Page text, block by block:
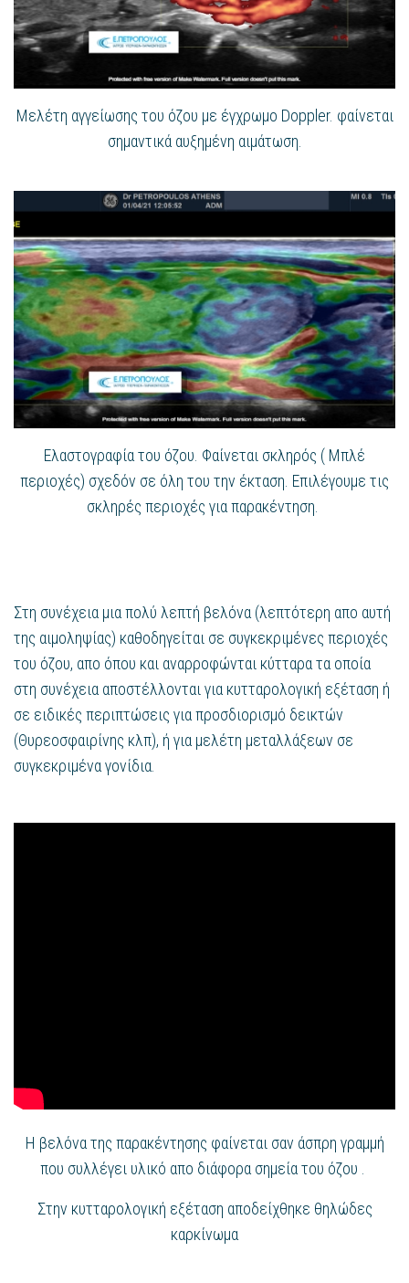
Μελέτη αγγείωσης του όζου με έγχρωμο Doppler. φαίνεται
σημαντικά αυξημένη αιμάτωση.
Ελαστογραφία του όζου. Φαίνεται σκληρός ( Μπλέ
περιοχές) σχεδόν σε όλη του την έκταση. Επιλέγουμε τις
σκληρές περιοχές για παρακέντηση.
Στη συνέχεια μια πολύ λεπτή βελόνα (λεπτότερη απο αυτή
της αιμοληψίας) καθοδηγείται σε συγκεκριμένες περιοχές
του όζου, απο όπου και αναρροφώνται κύτταρα τα οποία
στη συνέχεια αποστέλλονται για κυτταρολογική εξέταση ή
σε ειδικές περιπτώσεις για προσδιορισμό δεικτών
(Θυρεοσφαιρίνης κλπ), ή για μελέτη μεταλλάξεων σε
συγκεκριμένα γονίδια.
Η βελόνα της παρακέντησης φαίνεται σαν άσπρη γραμμή
που συλλέγει υλικό απο διάφορα σημεία του όζου .
Στην κυτταρολογική εξέταση αποδείχθηκε θηλώδες
καρκίνωμα